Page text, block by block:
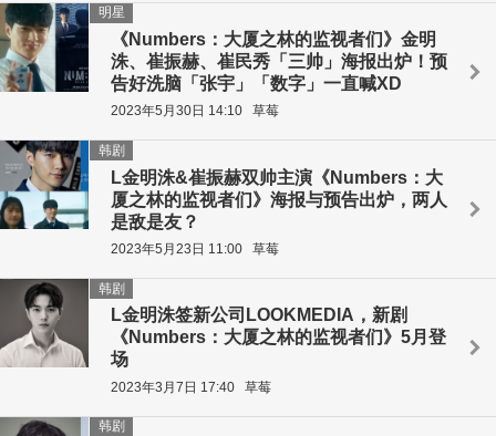
《Numbers：大厦之林的监视者们》金明
洙、崔振赫、崔民秀「三帅」海报出炉！预
告好洗脑「张宇」「数字」一直喊XD
明星
2023年5月30日 14:10 草莓
L金明洙&崔振赫双帅主演《Numbers：大
厦之林的监视者们》海报与预告出炉，两人
是敌是友？
韩剧
2023年5月23日 11:00 草莓
L金明洙签新公司LOOKMEDIA，新剧
《Numbers：大厦之林的监视者们》5月登
场
韩剧
2023年3月7日 17:40 草莓
韩剧